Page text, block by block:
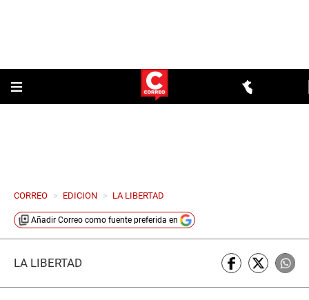
CORREO > EDICION > LA LIBERTAD
Añadir Correo como fuente preferida en
LA LIBERTAD